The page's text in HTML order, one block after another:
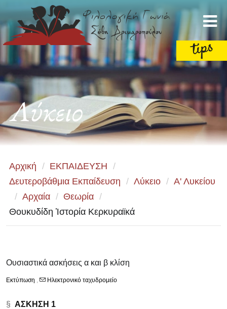
Λύκειο
Αρχική / ΕΚΠΑΙΔΕΥΣΗ /
Δευτεροβάθμια Εκπαίδευση / Λύκειο / Α' Λυκείου
/ Αρχαία / Θεωρία /
Θουκυδίδη Ἱστορία Κερκυραϊκά
Ουσιαστικά ασκήσεις α και β κλίση
Εκτύπωση , Ηλεκτρονικό ταχυδρομείο
§ ΑΣΚΗΣΗ 1